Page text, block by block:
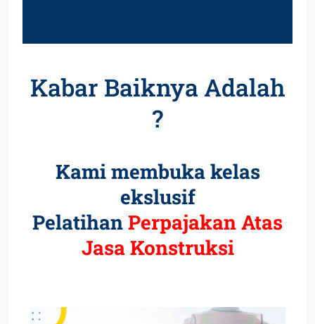
Kabar Baiknya Adalah
?
Kami membuka kelas
ekslusif
PelatihanPerpajakan Atas
Jasa Konstruksi